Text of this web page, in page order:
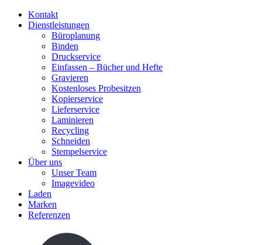
Kontakt
Dienstleistungen
Büroplanung
Binden
Druckservice
Einfassen – Bücher und Hefte
Gravieren
Kostenloses Probesitzen
Kopierservice
Lieferservice
Laminieren
Recycling
Schneiden
Stempelservice
Über uns
Unser Team
Imagevideo
Laden
Marken
Referenzen